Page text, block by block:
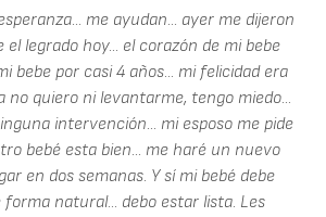
me ayudan... ayer me dijeron
el legrado hoy... el corazón de mi bebe
bebe por casi 4 años... mi felicidad era
no quiero ni levantarme, tengo miedo...
intervención... mi esposo me pide
bebé esta bien... me haré un nuevo
en dos semanas. Y sí mi bebé debe
forma natural... debo estar lista. Les